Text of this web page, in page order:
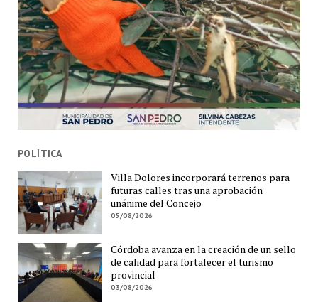
POLÍTICA
Villa Dolores incorporará terrenos para
futuras calles tras una aprobación
unánime del Concejo
05/08/2026
Córdoba avanza en la creación de un sello
de calidad para fortalecer el turismo
provincial
03/08/2026